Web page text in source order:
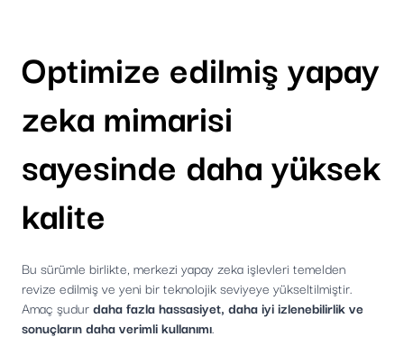
Optimize edilmiş yapay
zeka mimarisi
sayesinde daha yüksek
kalite
Bu sürümle birlikte, merkezi yapay zeka işlevleri temelden
revize edilmiş ve yeni bir teknolojik seviyeye yükseltilmiştir.
Amaç şudurdaha fazla hassasiyet, daha iyi izlenebilirlik ve
sonuçların daha verimli kullanımı.